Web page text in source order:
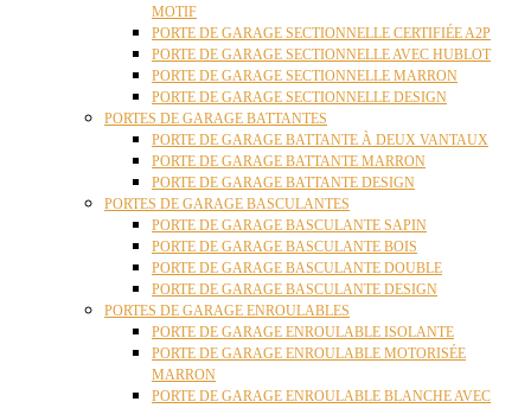
MOTIF
PORTE DE GARAGE SECTIONNELLE CERTIFIÉE A2P
PORTE DE GARAGE SECTIONNELLE AVEC HUBLOT
PORTE DE GARAGE SECTIONNELLE MARRON
PORTE DE GARAGE SECTIONNELLE DESIGN
PORTES DE GARAGE BATTANTES
PORTE DE GARAGE BATTANTE À DEUX VANTAUX
PORTE DE GARAGE BATTANTE MARRON
PORTE DE GARAGE BATTANTE DESIGN
PORTES DE GARAGE BASCULANTES
PORTE DE GARAGE BASCULANTE SAPIN
PORTE DE GARAGE BASCULANTE BOIS
PORTE DE GARAGE BASCULANTE DOUBLE
PORTE DE GARAGE BASCULANTE DESIGN
PORTES DE GARAGE ENROULABLES
PORTE DE GARAGE ENROULABLE ISOLANTE
PORTE DE GARAGE ENROULABLE MOTORISÉE
MARRON
PORTE DE GARAGE ENROULABLE BLANCHE AVEC